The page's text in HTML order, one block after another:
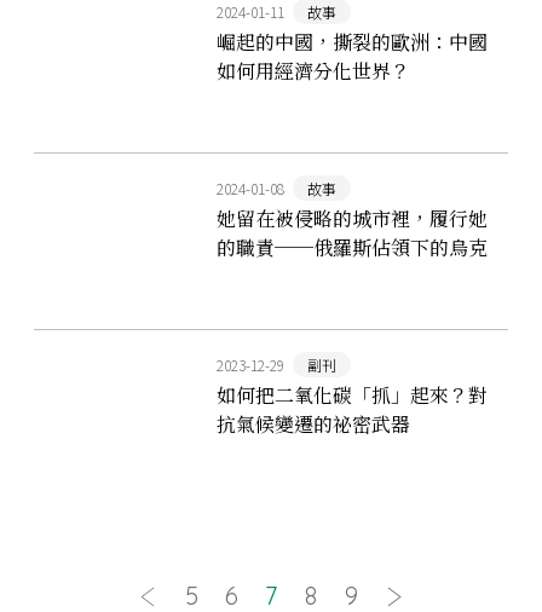
2024-01-11 故事
崛起的中國，撕裂的歐洲：中國
如何用經濟分化世界？
2024-01-08 故事
她留在被侵略的城市裡，履行她
的職責──俄羅斯佔領下的烏克
2023-12-29 副刊
如何把二氧化碳「抓」起來？對
抗氣候變遷的祕密武器
5 6 7 8 9